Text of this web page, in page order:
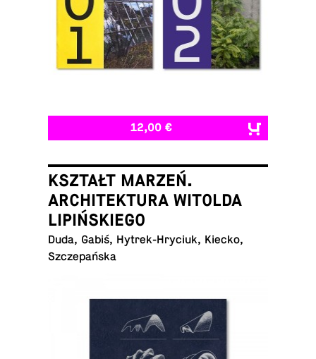
12,00 €
KSZTAŁT MARZEŃ.
ARCHITEKTURA WITOLDA
LIPIŃSKIEGO
Duda, Gabiś, Hytrek-Hryciuk, Kiecko,
Szczepańska